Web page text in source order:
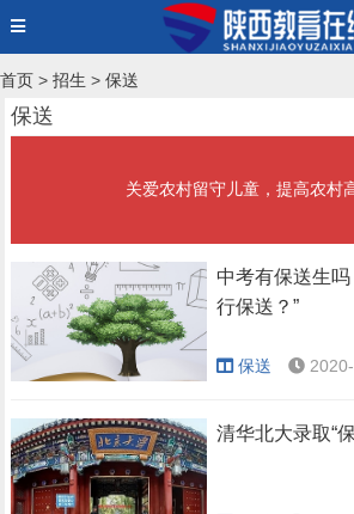
首页 > 招生 > 保送
保送
关爱农村留守儿童，提高农村
中考有保送生
行保送？”
保送
清华北大录取“